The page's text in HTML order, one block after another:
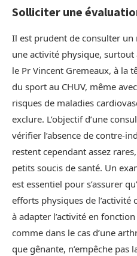
Solliciter une
Il est prudent de consulter
une activité physique, surtout
le Pr Vincent Gremeaux, à la
du sport au CHUV, même
risques de maladies
exclure. L’objectif d’une
vérifier l’absence de contre-
restent cependant assez
petits soucis de santé. Un
est essentiel pour s’assurer
efforts physiques de l’activité
à adapter l’activité en
comme dans le cas d’une
que gênante, n’empêche pas